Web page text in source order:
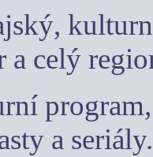
celý
a seriály.